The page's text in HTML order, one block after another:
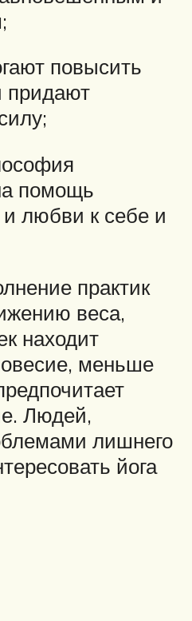
повысить
придают
помощь
любви к себе и
практик
веса,
находит
меньше
Людей,
лишнего
йога